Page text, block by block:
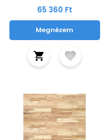
65 360 Ft
Megnézem